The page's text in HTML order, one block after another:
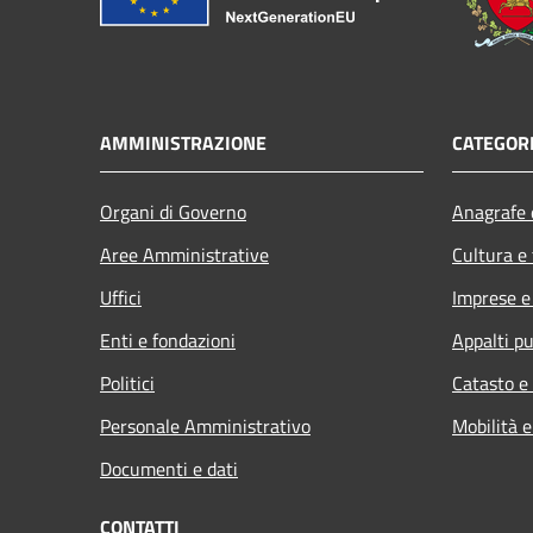
AMMINISTRAZIONE
Organi di Governo
Aree Amministrative
Uffici
Enti e fondazioni
Politici
Personale Amministrativo
Documenti e dati
Cultura
Imprese
Appalti
Catasto
Mobilità
CONTATTI